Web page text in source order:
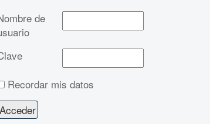
de
Recordar mis datos